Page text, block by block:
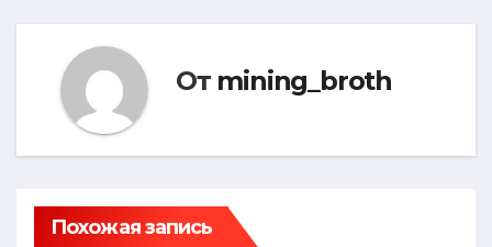
От mining_broth
Похожая запись